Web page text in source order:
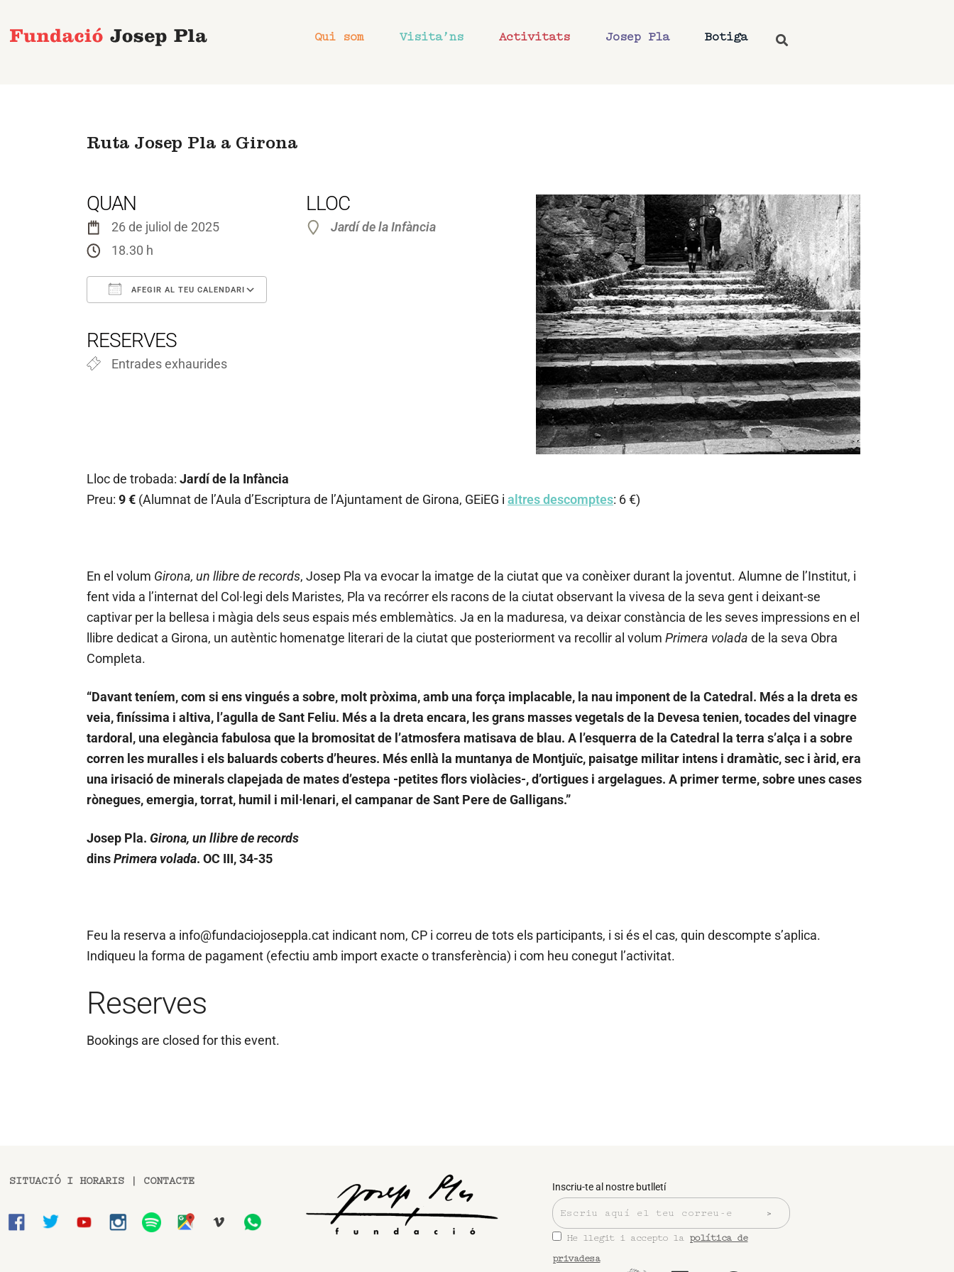
Qui som Visita’ns Activitats Josep Pla Botiga
Ruta Josep Pla a Girona
QUAN
26 de juliol de 2025
18.30 h
AFEGIR AL TEU CALENDARI
Office 365 Outlook Live
RESERVES
Entrades exhaurides
LLOC
Jardí de la Infància
Lloc de trobada: Jardí de la Infància
Preu: 9 € (Alumnat de l’Aula d’Escriptura de l’Ajuntament de Girona, GEiEG i altres descomptes: 6 €)
En el volum Girona, un llibre de records, Josep Pla va evocar la imatge de la ciutat que va conèixer durant la joventut. Alumne de l’Institut, i
fent vida a l’internat del Col·legi dels Maristes, Pla va recórrer els racons de la ciutat observant la vivesa de la seva gent i deixant-se
captivar per la bellesa i màgia dels seus espais més emblemàtics. Ja en la maduresa, va deixar constància de les seves impressions en el
llibre dedicat a Girona, un autèntic homenatge literari de la ciutat que posteriorment va recollir al volum Primera volada de la seva Obra
Completa.
“Davant teníem, com si ens vingués a sobre, molt pròxima, amb una força implacable, la nau imponent de la Catedral. Més a la dreta es
veia, finíssima i altiva, l’agulla de Sant Feliu. Més a la dreta encara, les grans masses vegetals de la Devesa tenien, tocades del vinagre
tardoral, una elegància fabulosa que la bromositat de l’atmosfera matisava de blau. A l’esquerra de la Catedral la terra s’alça i a sobre
corren les muralles i els baluards coberts d’heures. Més enllà la muntanya de Montjuïc, paisatge militar intens i dramàtic, sec i àrid, era
una irisació de minerals clapejada de mates d’estepa -petites flors violàcies-, d’ortigues i argelagues. A primer terme, sobre unes cases
rònegues, emergia, torrat, humil i mil·lenari, el campanar de Sant Pere de Galligans.”
Josep Pla. Girona, un llibre de records
dinsPrimera volada. OC III, 34-35
Feu la reserva a info@fundaciojoseppla.cat indicant nom, CP i correu de tots els participants, i si és el cas, quin descompte s’aplica.
Indiqueu la forma de pagament (efectiu amb import exacte o transferència) i com heu conegut l’activitat.
Reserves
Bookings are closed for this event.
SITUACIÓ I HORARIS CONTACTE Inscriu-te al nostre butlletí
He llegit i accepto la política de
privadesa